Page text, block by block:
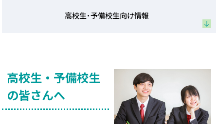
高校生･予備校生向け情報
高校生・予備校生
の皆さんへ